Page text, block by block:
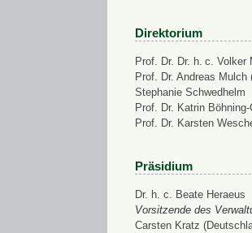
Direktorium
Prof. Dr. Dr. h. c. Volker
Prof. Dr. Andreas
Stephanie Schwedhelm
Prof. Dr. Katrin
Prof. Dr. Karsten
Präsidium
Dr. h. c. Beate Heraeus
Vorsitzende des
Carsten Kratz